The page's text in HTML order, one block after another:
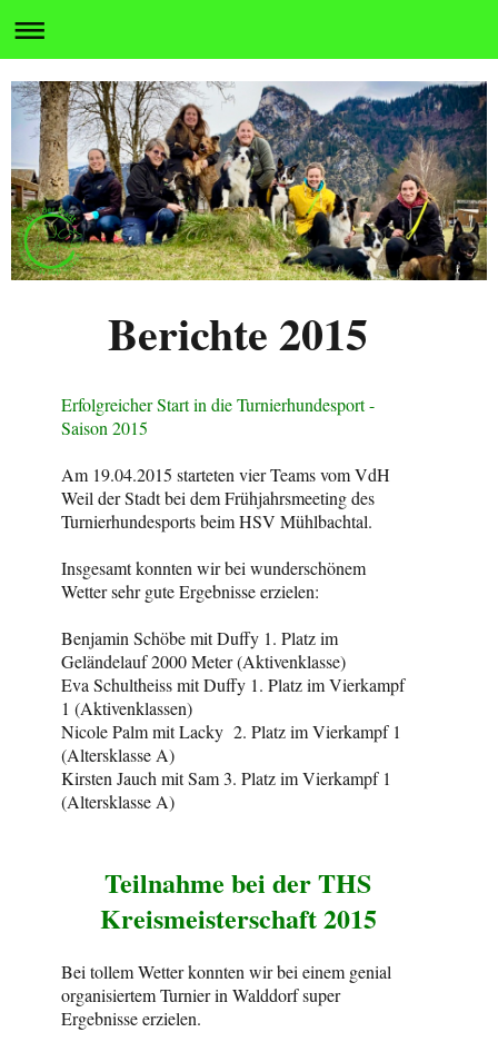
Berichte 2015
Erfolgreicher Start in die Turnierhundesport -
Saison 2015
Am 19.04.2015 starteten vier Teams vom VdH
Weil der Stadt bei dem Frühjahrsmeeting des
Turnierhundesports beim HSV Mühlbachtal.
Insgesamt konnten wir bei wunderschönem
Wetter sehr gute Ergebnisse erzielen:
Benjamin Schöbe mit Duffy 1. Platz im
Geländelauf 2000 Meter (Aktivenklasse)
Eva Schultheiss mit Duffy 1. Platz im Vierkampf
1 (Aktivenklassen)
Nicole Palm mit Lacky 2. Platz im Vierkampf 1
(Altersklasse A)
Kirsten Jauch mit Sam 3. Platz im Vierkampf 1
(Altersklasse A)
Teilnahme bei der THS
Kreismeisterschaft 2015
Bei tollem Wetter konnten wir bei einem genial
organisiertem Turnier in Walddorf super
Ergebnisse erzielen.